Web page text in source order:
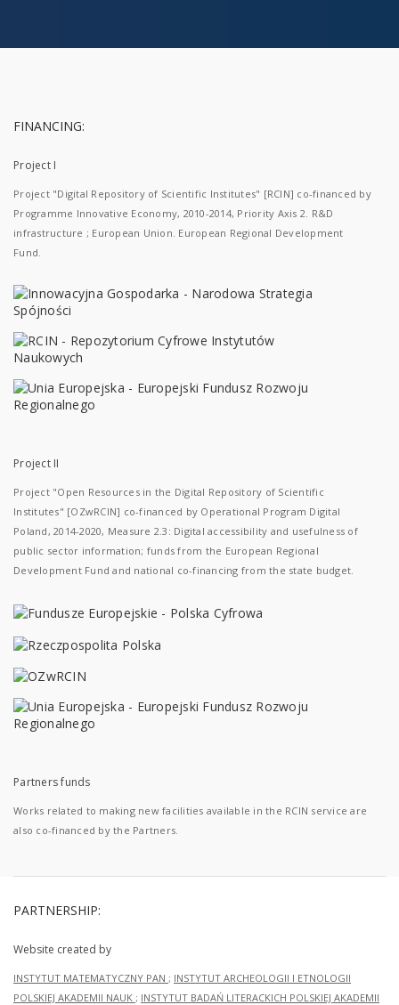
FINANCING:
Project I
Project "Digital Repository of Scientific Institutes" [RCIN] co-financed by
Programme Innovative Economy, 2010-2014, Priority Axis 2. R&D
infrastructure ; European Union. European Regional Development
Fund.
Project II
Project "Open Resources in the Digital Repository of Scientific
Institutes" [OZwRCIN] co-financed by Operational Program Digital
Poland, 2014-2020, Measure 2.3: Digital accessibility and usefulness of
public sector information; funds from the European Regional
Development Fund and national co-financing from the state budget.
Partners funds
Works related to making new facilities available in the RCIN service are
also co-financed by the Partners.
PARTNERSHIP:
Website created by
INSTYTUT MATEMATYCZNY PAN ; INSTYTUT ARCHEOLOGII I ETNOLOGII
POLSKIEJ AKADEMII NAUK ; INSTYTUT BADAŃ LITERACKICH POLSKIEJ AKADEMII